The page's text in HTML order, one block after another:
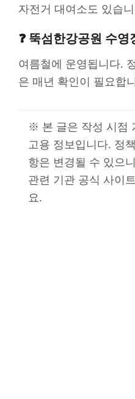
자전거 대여소도 있습
❓ 뚝섬한강공원 수
여름철에 운영됩니다.
은 매년 확인이 필요합
※ 본 글은 작성 시점
고용 정보입니다. 정
항은 변경될 수 있으
관련 기관 공식 사이
요.